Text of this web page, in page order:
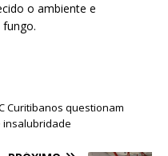
o ambiente e
Curitibanos questionam
insalubridade